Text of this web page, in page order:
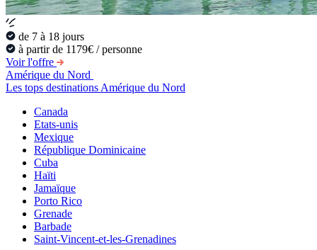
de 7 à 18 jours
à partir de 1179€ / personne
Voir l'offre
Amérique du Nord
Les tops destinations Amérique du Nord
Canada
Etats-unis
Mexique
République Dominicaine
Cuba
Haïti
Jamaïque
Porto Rico
Grenade
Barbade
Saint-Vincent-et-les-Grenadines